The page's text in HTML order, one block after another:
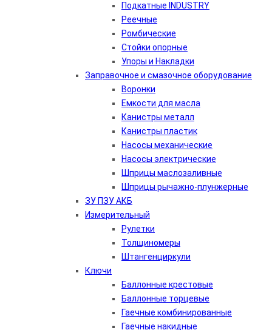
Подкатные INDUSTRY
Реечные
Ромбические
Стойки опорные
Упоры и Накладки
Заправочное и смазочное оборудование
Воронки
Емкости для масла
Канистры металл
Канистры пластик
Насосы механические
Насосы электрические
Шприцы маслозаливные
Шприцы рычажно-плунжерные
ЗУ ПЗУ АКБ
Измерительный
Рулетки
Толщиномеры
Штангенциркули
Ключи
Баллонные крестовые
Баллонные торцевые
Гаечные комбинированные
Гаечные накидные